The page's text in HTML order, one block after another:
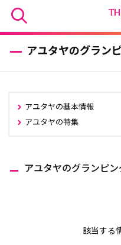
アユタヤのグラン
アユタヤの基本情報
アユタヤの特集
アユタヤのグランピ
該当する